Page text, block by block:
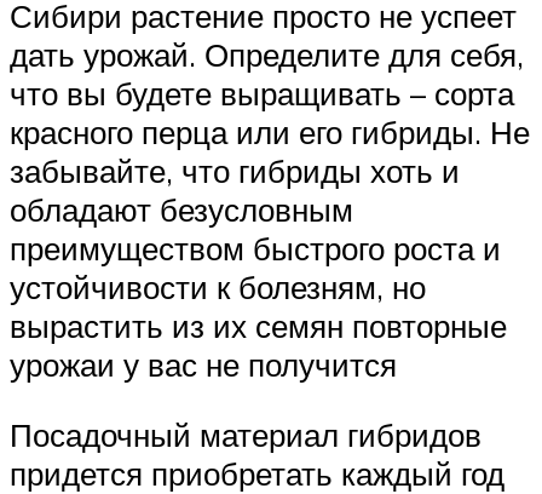
Сибири растение просто не успеет
дать урожай. Определите для себя,
что вы будете выращивать – сорта
красного перца или его гибриды. Не
забывайте, что гибриды хоть и
обладают безусловным
преимуществом быстрого роста и
устойчивости к болезням, но
вырастить из их семян повторные
урожаи у вас не получится
Посадочный материал гибридов
придется приобретать каждый год